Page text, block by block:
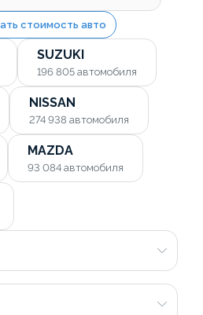
стоимость авто
SUZUKI
196 805 автомобиля
NISSAN
274 938 автомобиля
MAZDA
93 084 автомобиля